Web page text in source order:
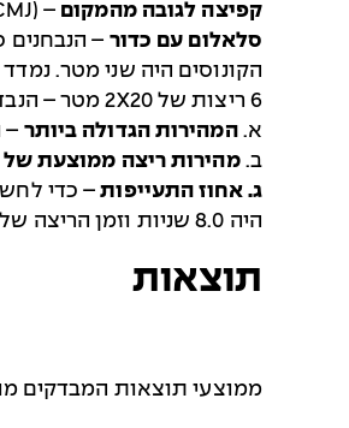
קפיצה לגובה מהמקום – countermovement vertical jumps (CMJ). בוצעה על פלטת כוח
סלאלום עם כדור
הקונוסים היה שני מטר.
6 ריצות של 2X20 מטר – הנבדקים בצעו 6 ריצות של 20 מטר הלוך ושוב עם 20 שניות הפסקה בין הריצות. ממבחן זה חושבו כמה משתנים:
א.המהירות הגדולה ביותר –
ב.מהירות ריצה ממוצעת של כל 6
ג. אחוז התעייפות
היה 8.0 שניות וזמן הריצה של כל 6 החזרות היה 50.0 שניות – ההתעייפות הייתה של 4% (48 מהווה 96% מתוך 50).
תוצאות
ממוצעי תוצאות המבדקים